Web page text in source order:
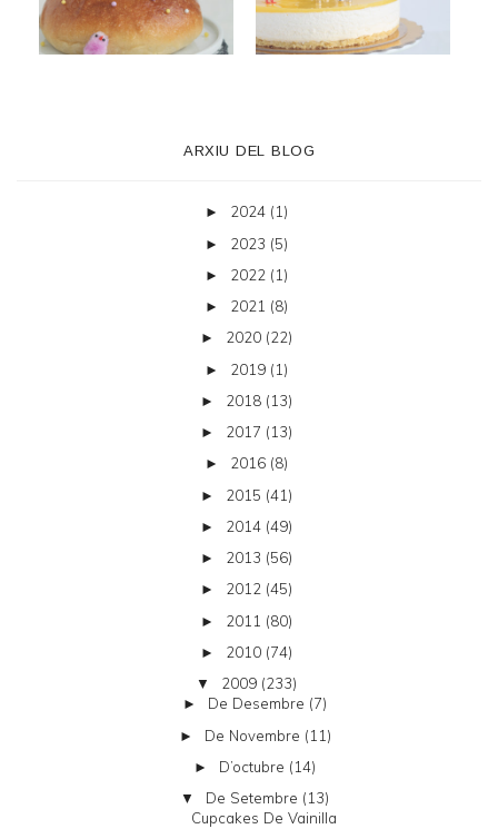
ARXIU DEL BLOG
► 2024 (1)
► 2023 (5)
► 2022 (1)
► 2021 (8)
► 2020 (22)
► 2019 (1)
► 2018 (13)
► 2017 (13)
► 2016 (8)
► 2015 (41)
► 2014 (49)
► 2013 (56)
► 2012 (45)
► 2011 (80)
► 2010 (74)
▼ 2009 (233)
► De Desembre (7)
► De Novembre (11)
► D’octubre (14)
▼ De Setembre (13)
Cupcakes De Vainilla